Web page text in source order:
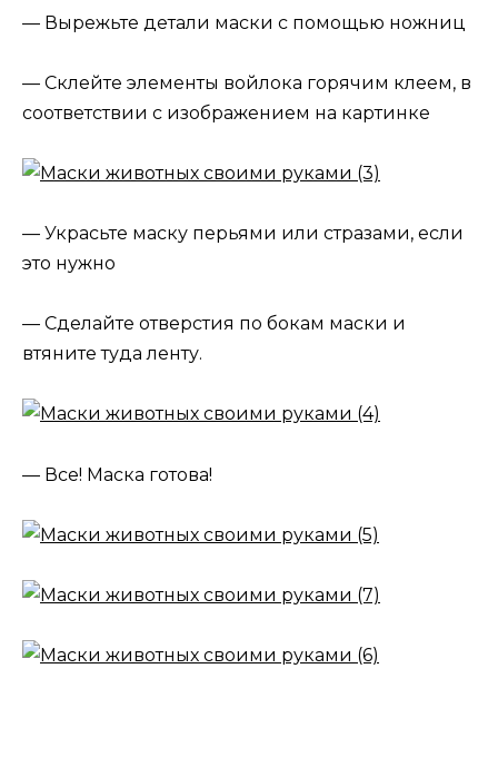
— Вырежьте детали маски с помощью ножниц
— Склейте элементы войлока горячим клеем, в
соответствии с изображением на картинке
— Украсьте маску перьями или стразами, если
это нужно
— Сделайте отверстия по бокам маски и
втяните туда ленту.
— Все! Маска готова!